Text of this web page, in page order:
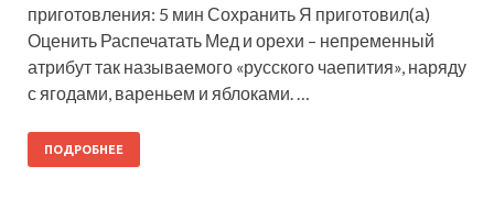
приготовления: 5 мин Сохранить Я приготовил(а)
Оценить Распечатать Мед и орехи – непременный
атрибут так называемого «русского чаепития», наряду
с ягодами, вареньем и яблоками. …
ПОДРОБНЕЕ